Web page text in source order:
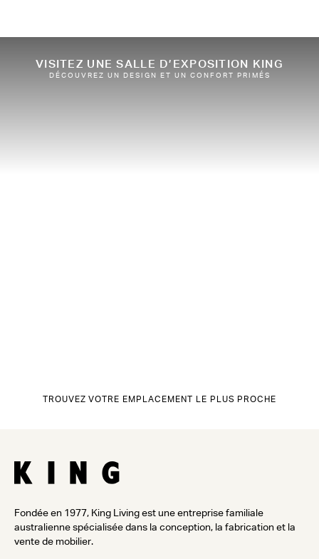
VISITEZ UNE SALLE D’EXPOSITION KING
DÉCOUVREZ UN DESIGN ET UN CONFORT PRIMÉS
TROUVEZ VOTRE EMPLACEMENT LE PLUS PROCHE
Fondée en 1977, King Living est une entreprise familiale
australienne spécialisée dans la conception, la fabrication et la
vente de mobilier.